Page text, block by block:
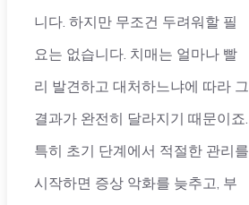
니다. 하지만 무조건 두려워할 필
요는 없습니다. 치매는 얼마나 빨
리 발견하고 대처하느냐에 따라 그
결과가 완전히 달라지기 때문이죠.
특히 초기 단계에서 적절한 관리를
시작하면 증상 악화를 늦추고, 부